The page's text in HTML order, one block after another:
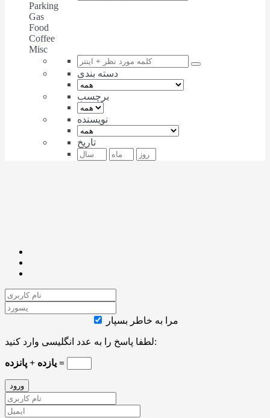
Parking
Gas
Food
Coffee
Misc
دسته بندی
برچسب
نویسنده
تاریخ
مرا به خاطر بسپار
لطفا پاسخ را به عدد انگلیسی وارد کنید:
یازده + پانزده =